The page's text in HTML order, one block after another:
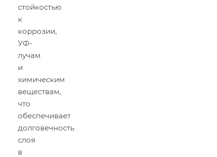
стойкостью
к
коррозии,
УФ-
лучам
и
химическим
веществам,
что
обеспечивает
долговечность
слоя
в